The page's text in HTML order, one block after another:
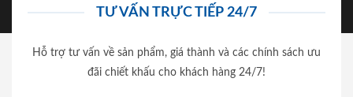
TƯ VẤN TRỰC TIẾP 24/7
Hỗ trợ tư vấn về sản phẩm, giá thành và các chính sách ưu
đãi chiết khấu cho khách hàng 24/7!